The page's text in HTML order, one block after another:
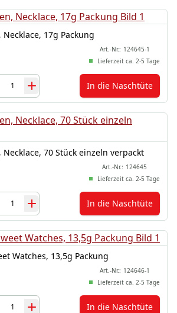
17g Packung
Art.-Nr.: 124645-1
Lieferzeit ca. 2-5 Tage
In die Naschtüte
Necklace, 70 Stück einzeln verpackt
Art.-Nr.: 124645
Lieferzeit ca. 2-5 Tage
In die Naschtüte
Watches, 13,5g Packung
Art.-Nr.: 124646-1
Lieferzeit ca. 2-5 Tage
In die Naschtüte